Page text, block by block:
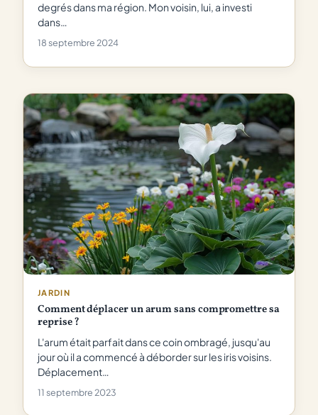
degrés dans ma région. Mon voisin, lui, a investi
dans…
18 septembre 2024
JARDIN
Comment déplacer un arum sans compromettre sa
reprise ?
L'arum était parfait dans ce coin ombragé, jusqu'au
jour où il a commencé à déborder sur les iris voisins.
Déplacement…
11 septembre 2023